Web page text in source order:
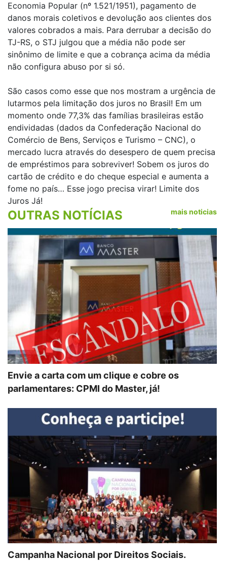
Economia Popular (nº 1.521/1951), pagamento de
danos morais coletivos e devolução aos clientes dos
valores cobrados a mais. Para derrubar a decisão do
TJ-RS, o STJ julgou que a média não pode ser
sinônimo de limite e que a cobrança acima da média
não configura abuso por si só.
São casos como esse que nos mostram a urgência de
lutarmos pela limitação dos juros no Brasil! Em um
momento onde 77,3% das famílias brasileiras estão
endividadas (dados da Confederação Nacional do
Comércio de Bens, Serviços e Turismo – CNC), o
mercado lucra através do desespero de quem precisa
de empréstimos para sobreviver! Sobem os juros do
cartão de crédito e do cheque especial e aumenta a
fome no país… Esse jogo precisa virar! Limite dos
Juros Já!
OUTRAS NOTÍCIAS mais noticias
Envie a carta com um clique e cobre os
parlamentares: CPMI do Master, já!
Campanha Nacional por Direitos Sociais.